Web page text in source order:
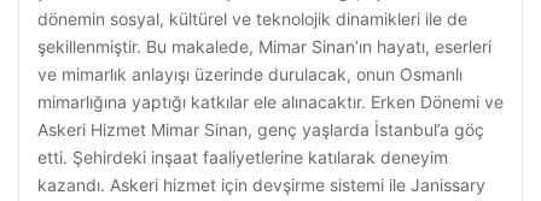
dönemin sosyal, kültürel ve teknolojik dinamikleri ile de
şekillenmiştir. Bu makalede, Mimar Sinan’ın hayatı, eserleri
ve mimarlık anlayışı üzerinde durulacak, onun Osmanlı
mimarlığına yaptığı katkılar ele alınacaktır. Erken Dönemi ve
Askeri Hizmet Mimar Sinan, genç yaşlarda İstanbul’a göç
etti. Şehirdeki inşaat faaliyetlerine katılarak deneyim
kazandı. Askeri hizmet için devşirme sistemi ile Janissary